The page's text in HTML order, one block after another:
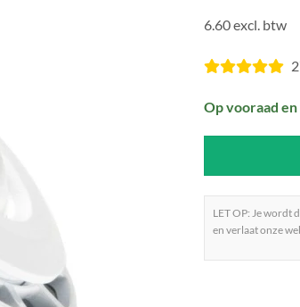
was:
6.60 excl. btw
Op vooraad
LET OP: Je wordt
en verlaat onze